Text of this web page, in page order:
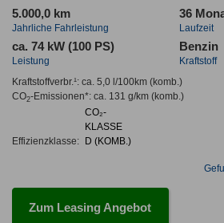
5.000,0 km
Jahrliche Fahrleistung
36
Laufzeit
ca. 74 kW (100 PS)
Leistung
Benzin
Kraftstoff
Kraftstoffverbr.¹: ca. 5,0 l/100km(komb.)
CO2-Emissionen*: ca. 131 g/km(komb.)
Effizienzklasse:
CO₂-
KLASSE
D (KOMB.)
Zum Leasing Angebot